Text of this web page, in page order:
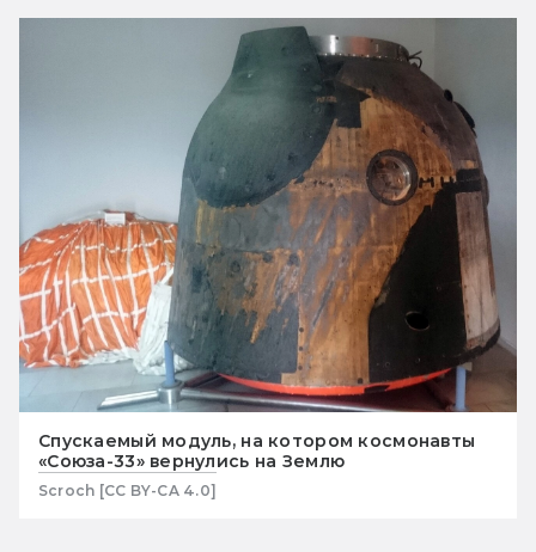
Спускаемый модуль, на котором космонавты
«Союза-33» вернулись на Землю
Scroch [CC BY-CA 4.0]